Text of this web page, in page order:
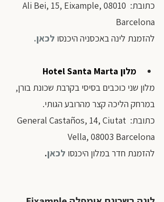
כתובת: Ali Bei, 15, Eixample, 08010
Barcelona
להזמנת לינה באכסניה היכנסו לכאן.
מלון Hotel Santa Marta
מלון שני כוכבים בסיסי בקרבת שכונת בורן,
במרחק הליכה קצר מהרובע הגותי.
כתובת: General Castaños, 14, Ciutat
Vella, 08003 Barcelona
להזמנת חדר במלון היכנסו לכאן.